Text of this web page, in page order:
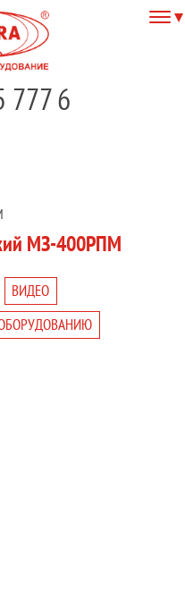
777 6
МЗ-400РПМ
ВИДЕО